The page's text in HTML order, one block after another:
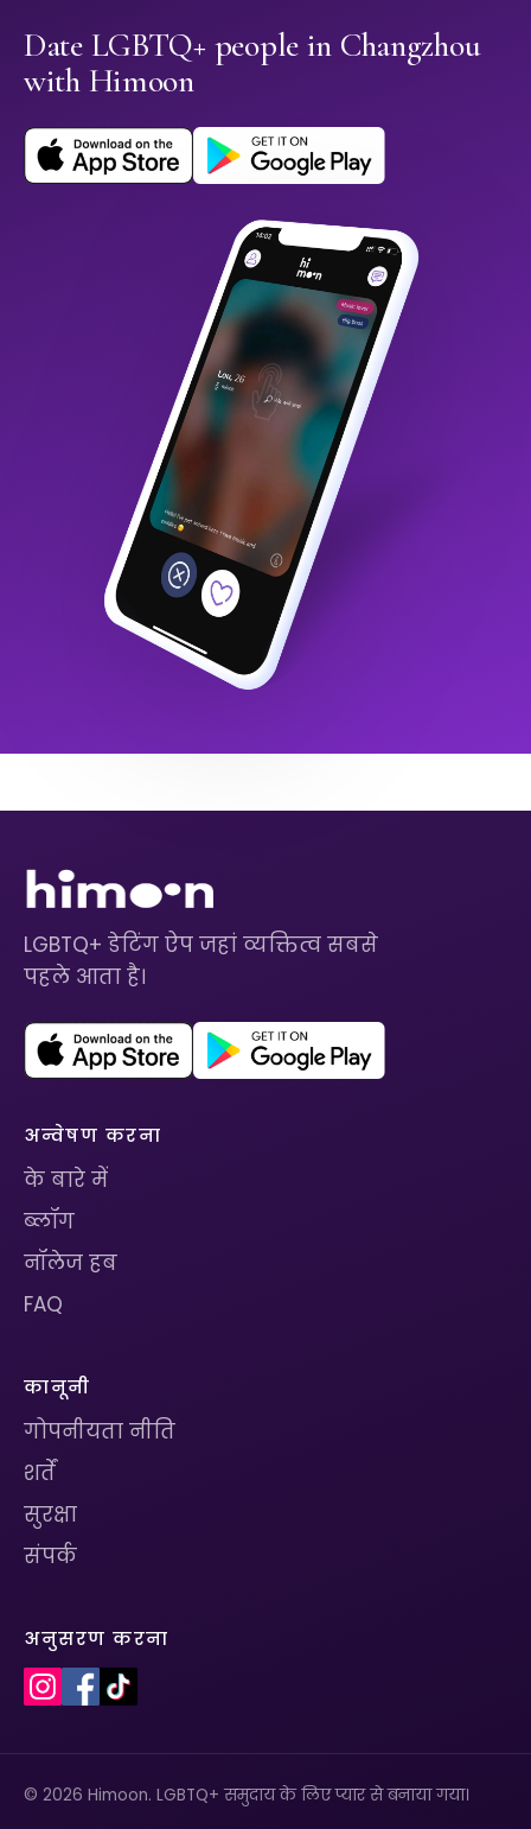
Date LGBTQ+ people in Changzhou
with Himoon
LGBTQ+ डेटिंग ऐप जहां व्यक्तित्व सबसे
पहले आता है।
अन्वेषण करना
के बारे में
ब्लॉग
नॉलेज हब
FAQ
कानूनी
गोपनीयता नीति
शर्तें
सुरक्षा
संपर्क
अनुसरण करना
© 2026 Himoon. LGBTQ+ समुदाय के लिए प्यार से बनाया गया।